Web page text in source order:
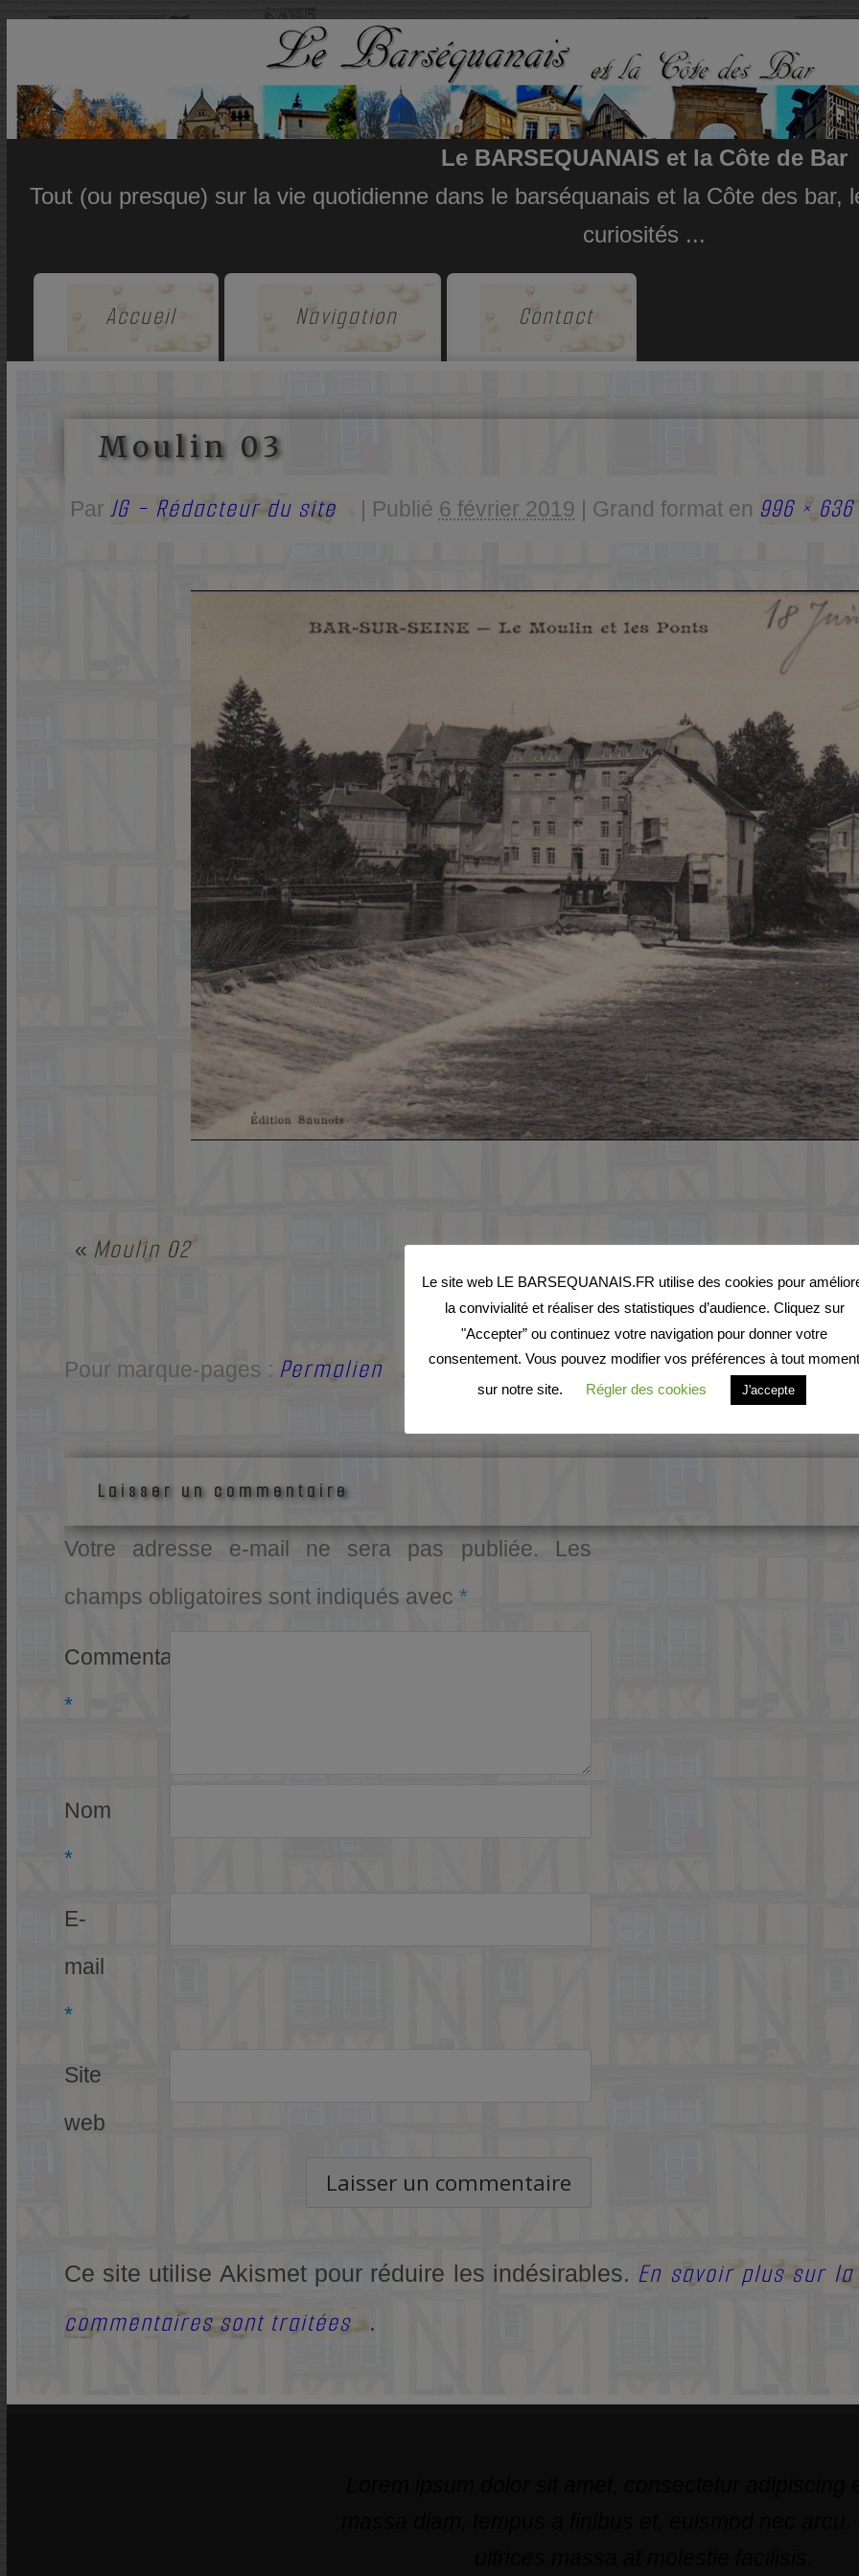
Le BARSEQUANAIS et la Côte de Bar
Tout (ou presque) sur la vie quotidienne dans le barséquanais et la Côte des
curiosités ...
Accueil Navigation Contact
Moulin 03
Par JG - Rédacteur du site Publié 6 février 2019 Grand format en 996 × 636
« Moulin 02
Pour marque-pages : Permalien .
Laisser un commentaire
Votre adresse e-mail ne sera pas publiée.
Les
champs obligatoires sont indiqués avec *
Commentaire
*
Nom
*
E-
mail
*
Site
web
Ce site utilise Akismet pour réduire les indésirables. En savoir plus sur
commentaires sont traitées
.
Le site web LE BARSEQUANAIS.FR utilise des cookies pour
la convivialité et réaliser des statistiques d’audience. Cliquez sur
"Accepter” ou continuez votre navigation pour donner votre
consentement. Vous pouvez modifier vos préférences à tout moment
sur notre site.
Régler des cookies J'accepte